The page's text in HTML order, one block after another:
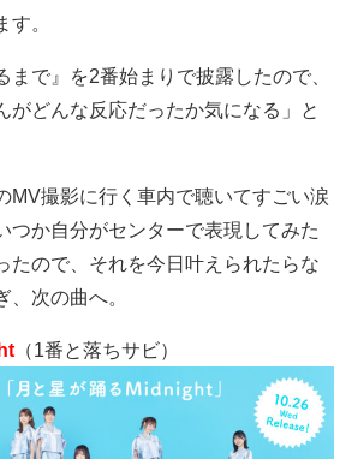
す。
まで』を2番始まりで披露したので、
がどんな反応だったか気になる」と
MV撮影に行く車内で聴いてすごい涙
つか自分がセンターで表現してみた
たので、それを今日叶えられたらな
、次の曲へ。
（1 番と落ちサビ）